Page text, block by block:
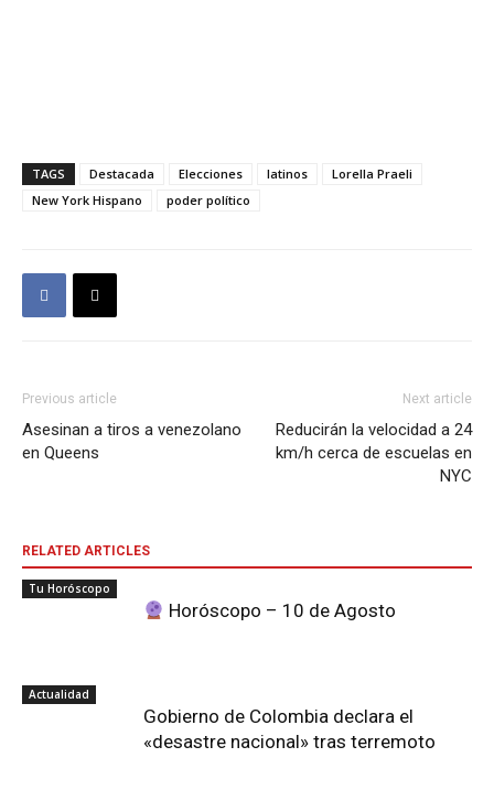
TAGS Destacada Elecciones latinos
Lorella Praeli
New York Hispano
poder político
Previous article
Asesinan a tiros a venezolano
en Queens
Next article
Reducirán la velocidad a 24
km/h cerca de escuelas en
NYC
RELATED ARTICLES
Tu Horóscopo
Horóscopo – 10 de Agosto
Actualidad
Gobierno de Colombia declara el
«desastre nacional» tras terremoto